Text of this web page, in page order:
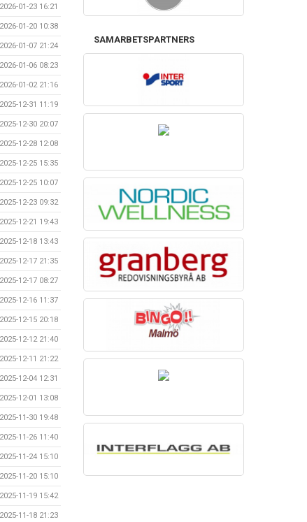
2026-01-23 16:21
2026-01-20 10:38
2026-01-07 21:24
2026-01-06 08:23
2026-01-02 21:16
2025-12-31 11:19
2025-12-30 20:07
2025-12-28 12:08
2025-12-25 15:35
2025-12-25 10:07
2025-12-23 09:32
2025-12-21 19:43
2025-12-18 13:43
2025-12-17 21:35
2025-12-17 08:27
2025-12-16 11:37
2025-12-15 20:18
2025-12-12 21:40
2025-12-11 21:22
2025-12-04 12:31
2025-12-01 13:08
2025-11-30 19:48
2025-11-26 11:40
2025-11-24 15:10
2025-11-20 15:10
2025-11-19 15:42
2025-11-18 21:23
SAMARBETSPARTNERS